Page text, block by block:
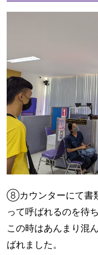
⑧カウンターにて書
って呼ばれるのを待ち
この時はあんまり混
ばれました。